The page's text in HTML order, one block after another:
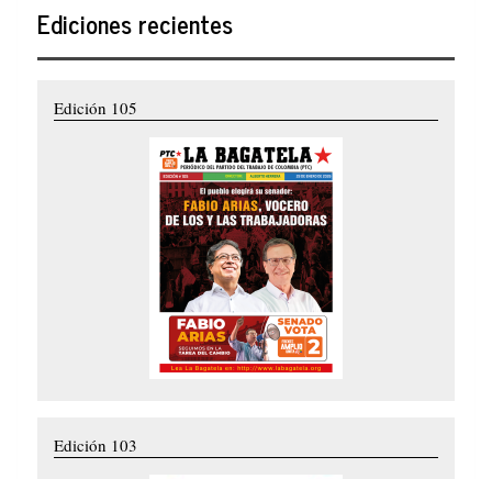
Ediciones recientes
Edición 105
Edición 103